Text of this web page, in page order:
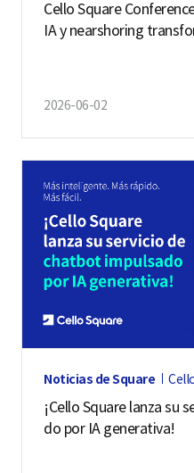
f
e
c
i
t
r
d
e
Cello Square
IA y nearshoring
2026-06-02
Noticias de Square
¡Cello Square lanza su
do por IA generativa!